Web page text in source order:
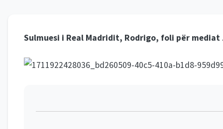
Sulmuesi i Real Madridit, Rodrigo, foli për